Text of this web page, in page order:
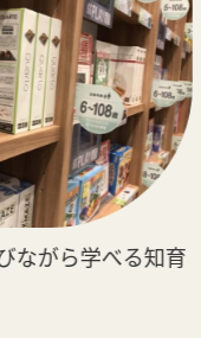
ながら学べる知育